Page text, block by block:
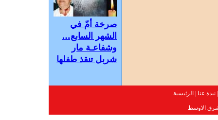
صرخة أمّ في
الشهر السابع…
وشفاعـة مار
شربل تنقذ طفلها
نبذة عنا الرئيسية